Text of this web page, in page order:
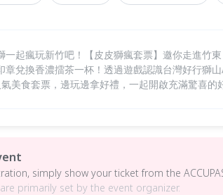
一起瘋玩新竹吧！【皮皮獅瘋套票】邀你走進竹
章兌換香濃擂茶一杯！透過遊戲認識台灣好行獅
美食套票，邊玩邊拿好禮，一起開啟充滿驚喜的
simply show your ticket from the
primarily set by the event organizer.